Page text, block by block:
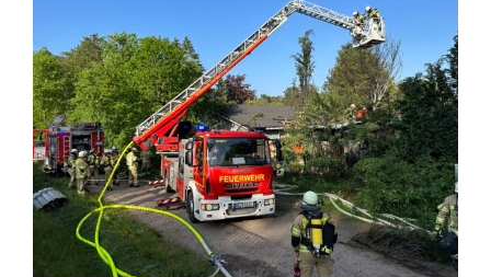
Einsatzberichte
Einsatzticker